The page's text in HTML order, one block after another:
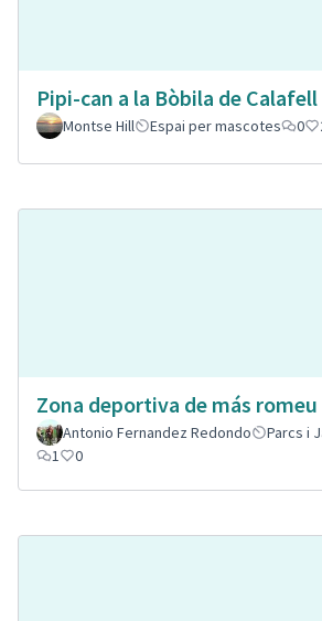
Pipi-can a la Bòbila de Calafell
Montse Hill
Espai per mascotes 0
Zona deportiva de más romeu
Antonio Fernandez Redondo
Parcs i
1
0